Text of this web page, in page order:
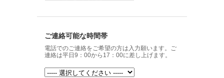
ご連絡可能な時間帯
電話でのご連絡をご希望の方は入力願います。ご
連絡は平日9：00から17：00に差し上げます。